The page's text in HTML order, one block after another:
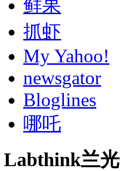
鲜果
抓虾
My Yahoo!
newsgator
Bloglines
哪吒
Labthink兰光